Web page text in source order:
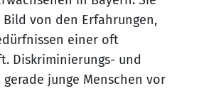
von den Erfahrungen,
einer oft
Diskriminierungs- und
junge Menschen vor